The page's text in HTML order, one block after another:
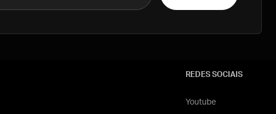
REDES SOCIAIS
Youtube